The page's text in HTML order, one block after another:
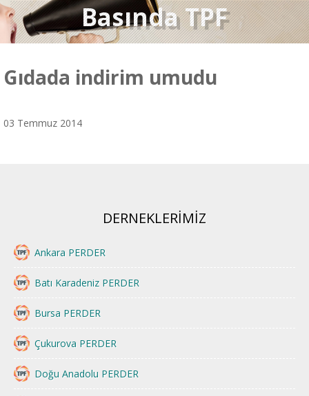
Basında TPF
Gıdada indirim umudu
03 Temmuz 2014
DERNEKLERİMİZ
Ankara PERDER
Batı Karadeniz PERDER
Bursa PERDER
Çukurova PERDER
Doğu Anadolu PERDER